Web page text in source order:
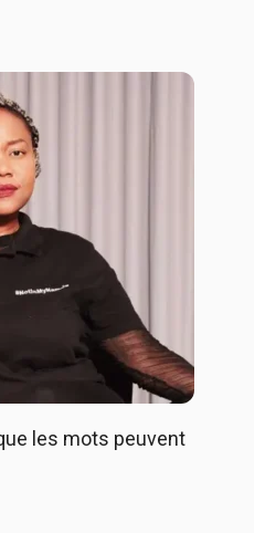
les mots peuvent